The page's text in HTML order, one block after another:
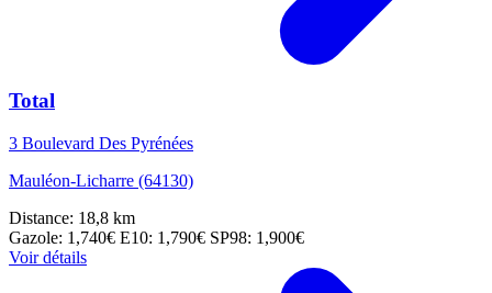
Total
3 Boulevard Des Pyrénées
Mauléon-Licharre (64130)
Distance: 18,8 km
Gazole: 1,740€ E10: 1,790€ SP98: 1,900€
Voir détails